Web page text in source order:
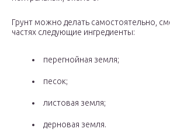
Грунт можно делать самостоятельно,
частях следующие ингредиенты:
перегнойная земля;
песок;
листовая земля;
дерновая земля.